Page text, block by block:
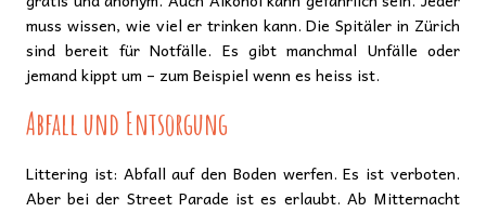
muss wissen, wie viel er trinken kann. Die Spitäler in Zürich
sind bereit für Notfälle. Es gibt manchmal Unfälle oder
jemand kippt um – zum Beispiel wenn es heiss ist.
Abfall und Entsorgung
Littering ist: Abfall auf den Boden werfen. Es ist verboten.
Aber bei der Street Parade ist es erlaubt. Ab Mitternacht